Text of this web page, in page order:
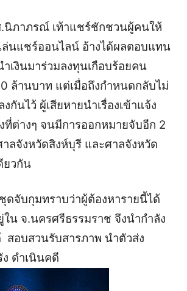
.นิภาภรณ์ เท้าแชร์ชักชวนผู้คนให้
ล่นแชร์ออนไลน์ อ้างได้ผลตอบแทน
เงินมาร่วมลงทุนเกือบร้อยคน
ล้านบาท แต่เมื่อถึงกำหนดกลับไม่
กันไว้ ผู้เสียหายนำเรื่องเข้าแจ้ง
ที่ต่างๆ จนมีการออกหมายจับอีก 2
ลจังหวัดสิงห์บุรี และศาลจังหวัด
ยวกัน
ดจับกุมทราบว่าผู้ต้องหารายนี้ได้
น จ.นครศรีธรรมราช จึงนำกำลัง
สอบสวนรับสารภาพ นำตัวส่ง
ดำเนินคดี